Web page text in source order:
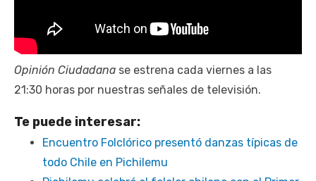
Opinión Ciudadana se estrena cada viernes a las
21:30 horas por nuestras señales de televisión.
Te puede interesar:
Encuentro Folclórico presentó danzas típicas de
todo Chile en Pichilemu